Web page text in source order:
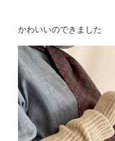
かわいいのできました